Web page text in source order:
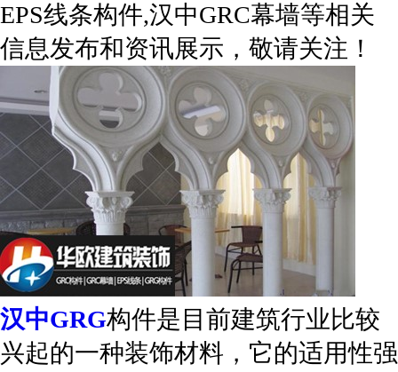
EPS线条构件,汉中GRC幕墙等相关
信息发布和资讯展示，敬请关注！
汉中GRG构件是目前建筑行业比较
兴起的一种装饰材料，它的适用性强